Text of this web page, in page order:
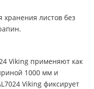
листов без
Viking применяют как
1000 мм и
Viking фиксирует